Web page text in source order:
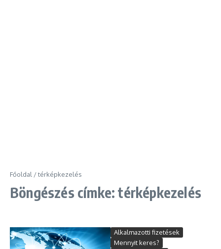
Főoldal /térképkezelés
Böngészés címke: térképkezelés
Alkalmazotti fizetések
Mennyit keres?